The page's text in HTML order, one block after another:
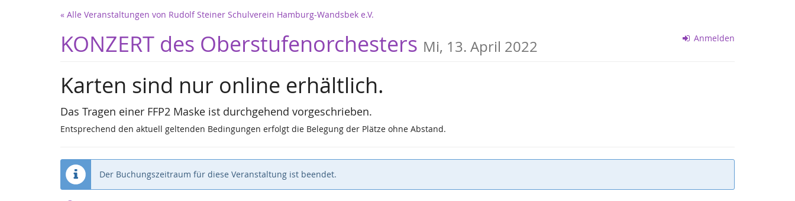
« Alle Veranstaltungen von Rudolf Steiner Schulverein Hamburg-Wandsbek e.V.
KONZERT des Oberstufenorchesters Mi, 13. April 2022 Anmelden
Karten sind nur online erhältlich.
Das Tragen einer FFP2 Maske ist durchgehend vorgeschrieben.
Entsprechend den aktuell geltenden Bedingungen erfolgt die Belegung der Plätze ohne Abstand.
Der Buchungszeitraum für diese Veranstaltung ist beendet.